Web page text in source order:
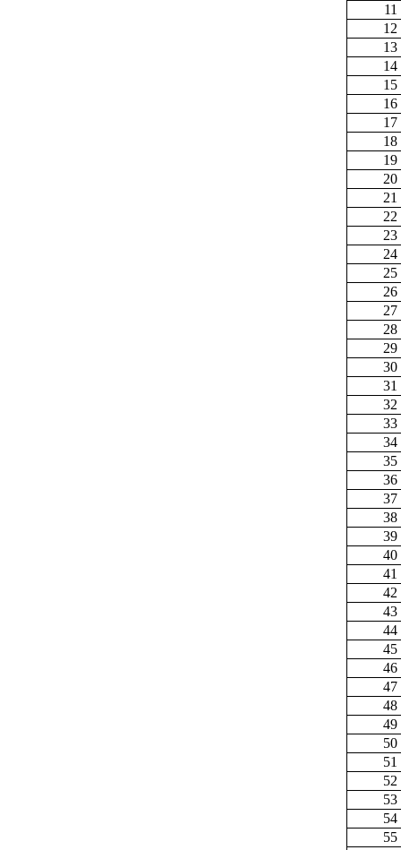
11
12
13
14
15
16
17
18
19
20
21
22
23
24
25
26
27
28
29
30
31
32
33
34
35
36
37
38
39
40
41
42
43
44
45
46
47
48
49
50
51
52
53
54
55